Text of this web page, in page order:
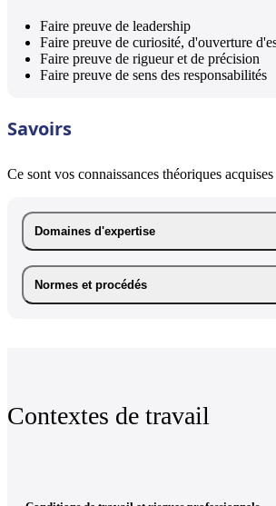
Faire preuve de leadership
Faire preuve de curiosité, d'ouverture
Faire preuve de rigueur et de précision
Faire preuve de sens des responsabilités
Savoirs
Ce sont vos connaissances théoriques
Domaines d'expertise
Normes et procédés
Contextes de travail